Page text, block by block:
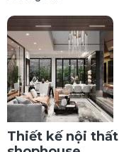
Thiết kế nội thất